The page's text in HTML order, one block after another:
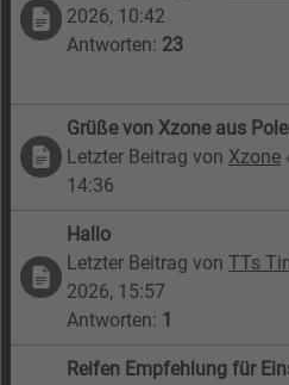
2026, 10:42
Antworten: 23
Grüße von Xzone aus
Letzter Beitrag von Xzone
14:36
Hallo
Letzter Beitrag vonTTs
2026, 15:57
Antworten: 1
Reifen Empfehlung für